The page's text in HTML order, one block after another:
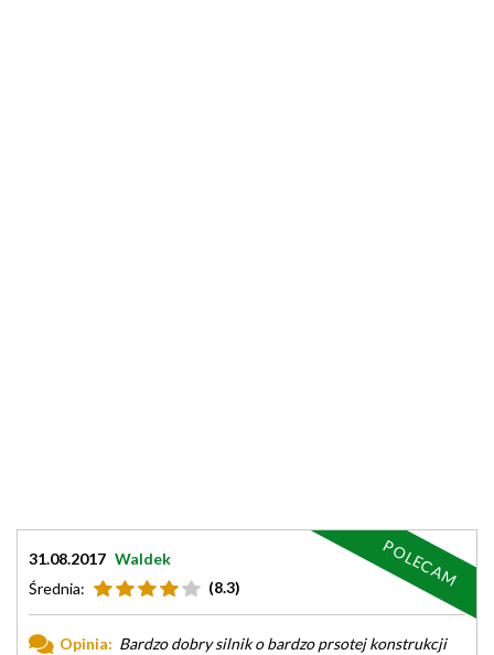
31.08.2017 Waldek
Średnia:
(8.3)
Opinia: Bardzo dobry silnik o bardzo prsotej konstrukcji
POLECAM